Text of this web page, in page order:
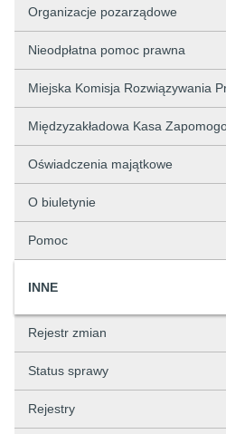
Organizacje pozarządowe
Nieodpłatna pomoc prawna
Miejska Komisja Rozwiązywania
Międzyzakładowa Kasa
Oświadczenia majątkowe
O biuletynie
Pomoc
INNE
Rejestr zmian
Status sprawy
Rejestry